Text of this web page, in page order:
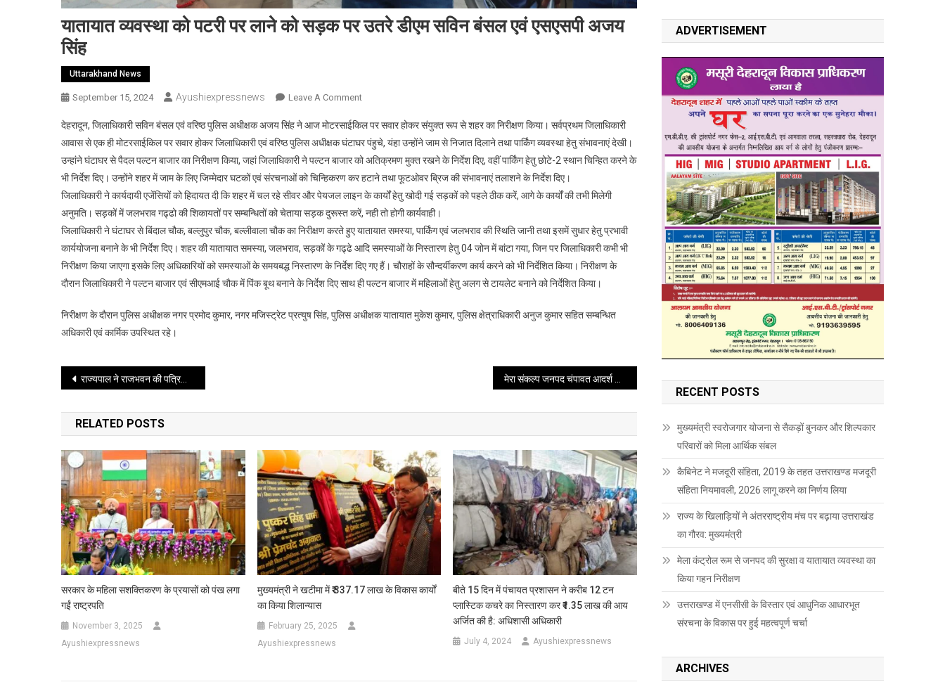
यातायात व्यवस्था को पटरी पर लाने को सड़क पर उतरे डीएम सविन बंसल एवं एसएसपी अजय
सिंह
Uttarakhand News
September 15, 2024 Ayushiexpressnews Leave A CommentOn
व्यवस्था
को
पटरी
पर
लाने
को
सड़क
पर
देहरादून, जिलाधिकारी सविन बंसल एवं वरिष्ठ पुलिस अधीक्षक अजय सिंह ने आज मोटरसाईकिल पर सवार होकर संयुक्त रूप से शहर का निरीक्षण किया। सर्वप्रथम जिलाधिकारी
आवास से एक ही मोटरसाईकिल पर सवार होकर जिलाधिकारी एवं वरिष्ठ पुलिस अधीक्षक घंटाघर पंहुचे, यंहा उन्होंने जाम से निजात दिलाने तथा पार्किंग व्यवस्था हेतु संभावनाएं देखी।
उन्हांने घंटाघर से पैदल पल्टन बाजार का निरीक्षण किया, जहां जिलाधिकारी ने पल्टन बाजार को अतिक्रमण मुक्त रखने के निर्देश दिए, वहीं पार्किंग हेतु छोटे-2 स्थान चिन्हित करने के
भी निर्देश दिए। उन्होंने शहर में जाम के लिए जिम्मेदार घटकों एवं संरचनाओं को चिन्हिकरण कर हटाने तथा फूटओवर ब्रिज की संभावनाएं तलाशने के निर्देश दिए।
जिलाधिकारी ने कार्यदायी एजेंसियों को हिदायत दी कि शहर में चल रहे सीवर और पेयजल लाइन के कार्यों हेतु खोदी गई सड़कों को पहले ठीक करें, आगे के कार्यों की तभी मिलेगी
अनुमति। सड़कों में जलभराव गढ्ढो की शिकायतों पर सम्बन्धितों को चेताया सड़क दुरूस्त करें, नही तो होगी कार्यवाही।
जिलाधिकारी ने घंटाघर से बिंदाल चौक, बल्लुपुर चौक, बल्लीवाला चौक का निरीक्षण करते हुए यातायात समस्या, पार्किंग एवं जलभराव की स्थिति जानी तथा इसमें सुधार हेतु प्रभावी
कार्ययोजना बनाने के भी निर्देश दिए। शहर की यातायात समस्या, जलभराव, सड़कों के गढ्ढे आदि समस्याओं के निस्तारण हेतु 04 जोन में बांटा गया, जिन पर जिलाधिकारी कभी भी
निरीक्षण किया जाएगा इसके लिए अधिकारियों को समस्याओं के समयबद्ध निस्तारण के निर्देश दिए गए हैं। चौराहों के सौन्दर्यीकरण कार्य करने को भी निर्देशित किया। निरीक्षण के
दौरान जिलाधिकारी ने पल्टन बाजार एवं सीएमआई चौक में पिंक बूथ बनाने के निर्देश दिए साथ ही पल्टन बाजार में महिलाओं हेतु अलग से टायलेट बनाने को निर्देशित किया।
निरीक्षण के दौरान पुलिस अधीक्षक नगर प्रमोद कुमार, नगर मजिस्ट्रेट प्रत्युष सिंह, पुलिस अधीक्षक यातायात मुकेश कुमार, पुलिस क्षेत्राधिकारी अनुज कुमार सहित सम्बन्धित
अधिकारी एवं कार्मिक उपस्थित रहे।
Post
navigation
राज्यपाल ने राजभवन की पत्रिकाओं ‘‘देवभूमि संवाद’’ और ‘‘नन्दा’’ का विमोचन किया मेरा संकल्प जनपद चंपावत आदर्श जिला बनाए जाने के साथ ही चम्पावत को देश का एक अग्रणी जिला बनाने का है: सीएम
RELATED POSTS
सरकार के महिला सशक्तिकरण के प्रयासों को पंख लगा
गईं राष्ट्रपति
November 3, 2025
Ayushiexpressnews
मुख्यमंत्री ने खटीमा में ₹ 337.17 लाख के विकास कार्यों
का किया शिलान्यास
February 25, 2025
Ayushiexpressnews
बीते 15 दिन में पंचायत प्रशासन ने करीब 12 टन
प्लास्टिक कचरे का निस्तारण कर ₹1.35 लाख की आय
अर्जित की है: अधिशासी अधिकारी
July 4, 2024 Ayushiexpressnews
ADVERTISEMENT
RECENT POSTS
मुख्यमंत्री स्वरोजगार योजना से सैकड़ों बुनकर और शिल्पकार
परिवारों को मिला आर्थिक संबल
कैबिनेट ने मजदूरी संहिता, 2019 के तहत उत्तराखण्ड मजदूरी
संहिता नियमावली, 2026 लागू करने का निर्णय लिया
राज्य के खिलाड़ियों ने अंतरराष्ट्रीय मंच पर बढ़ाया उत्तराखंड
का गौरव: मुख्यमंत्री
मेला कंट्रोल रूम से जनपद की सुरक्षा व यातायात व्यवस्था का
किया गहन निरीक्षण
उत्तराखण्ड में एनसीसी के विस्तार एवं आधुनिक आधारभूत
संरचना के विकास पर हुई महत्वपूर्ण चर्चा
ARCHIVES